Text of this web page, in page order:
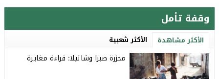
وقفة تأمل
الأكثر مشاهدة الأكثر شعبية
مجزرة صبرا وشاتيلا: قراءة مغايرة